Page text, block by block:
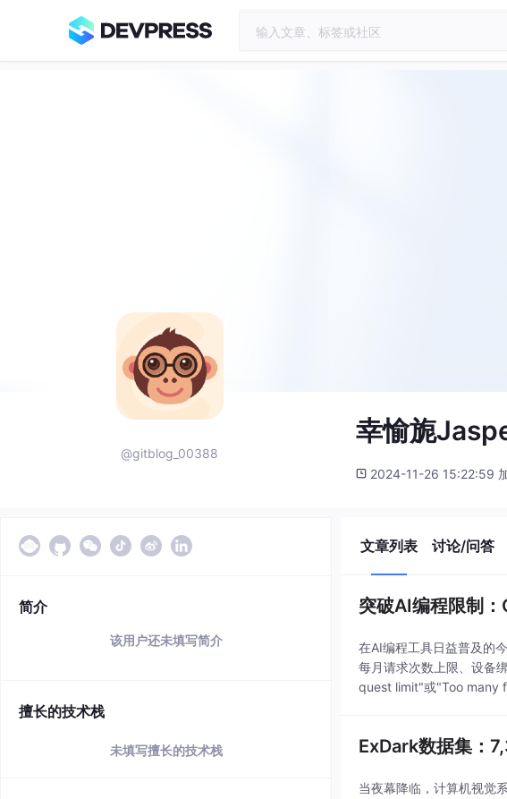
@gitblog_00388
幸愉旎
2024-11-26 15:22:59
简介
该用户还未填写简介
擅长的技术栈
未填写擅长的技术栈
文章列表 讨论/问答
突破AI编程限制
在AI编程工具日益普及的
每月请求次数上限、设备
quest limit"或"Too many
ExDark数据集：
当夜幕降临，计算机视觉